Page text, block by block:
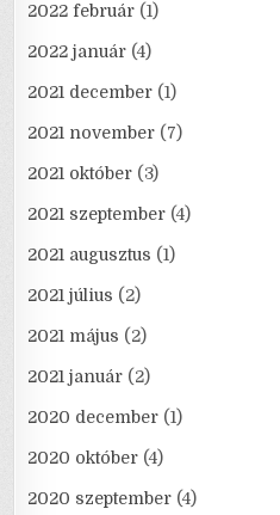
2022 február (1)
2022 január (4)
2021 december (1)
2021 november (7)
2021 október (3)
2021 szeptember (4)
2021 augusztus (1)
2021 július (2)
2021 május (2)
2021 január (2)
2020 december (1)
2020 október (4)
2020 szeptember (4)